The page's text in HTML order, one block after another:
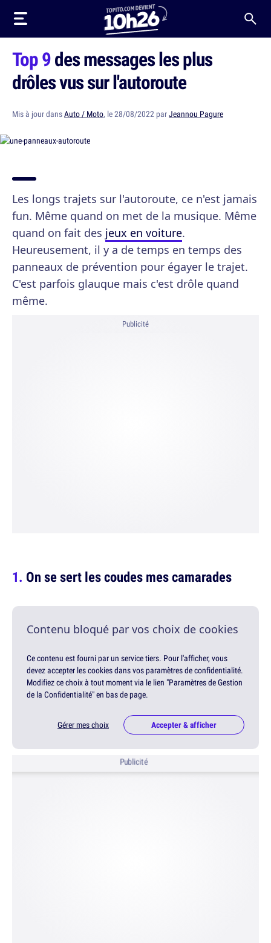
Top 9des messages les plus
drôles vus sur l'autoroute
Mis à jour dansAuto / Moto, le 28/08/2022 parJeannou Pagure
Les longs trajets sur l'autoroute, ce n'est jamais
fun. Même quand on met de la musique. Même
quand on fait des jeux en voiture.
Heureusement, il y a de temps en temps des
panneaux de prévention pour égayer le trajet.
C'est parfois glauque mais c'est drôle quand
même.
Publicité
On se sert les coudes mes camarades
Contenu bloqué par vos choix de cookies
Ce contenu est fourni par un service tiers. Pour l'afficher, vous
devez accepter les cookies dans vos paramètres de confidentialité.
Modifiez ce choix à tout moment via le lien "Paramètres de Gestion
de la Confidentialité" en bas de page.
Gérer mes choix Accepter & afficher
Publicité